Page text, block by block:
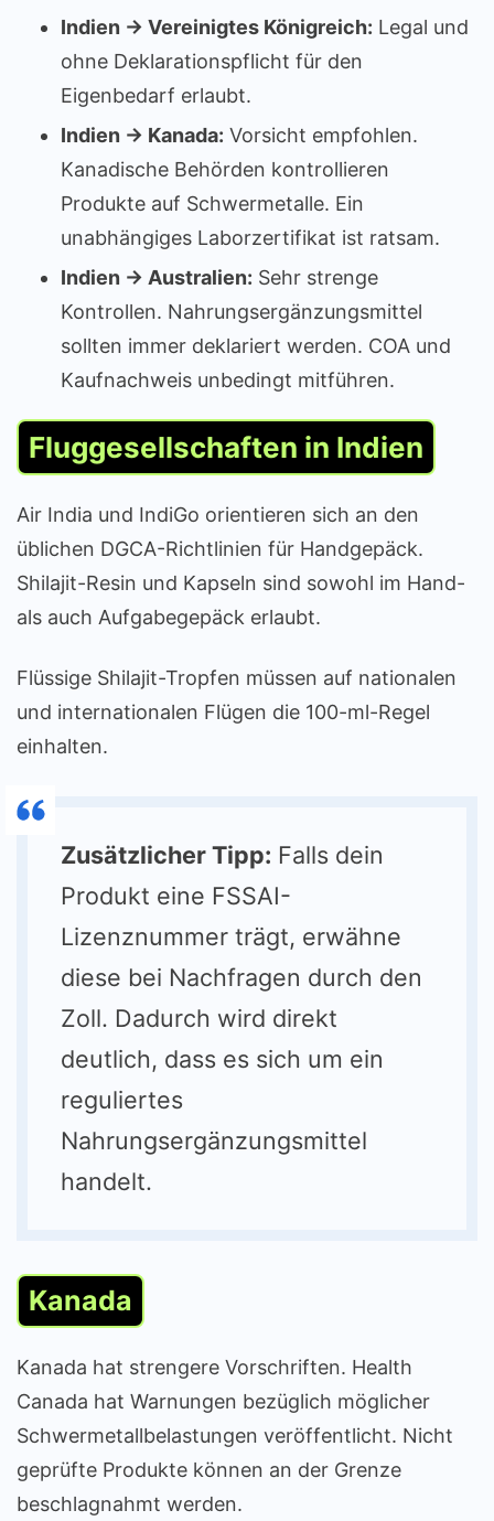
Indien → Vereinigtes Königreich: Legal und
ohne Deklarationspflicht für den
Eigenbedarf erlaubt.
Indien → Kanada: Vorsicht empfohlen.
Kanadische Behörden kontrollieren
Produkte auf Schwermetalle. Ein
unabhängiges Laborzertifikat ist ratsam.
Indien → Australien: Sehr strenge
Kontrollen. Nahrungsergänzungsmittel
sollten immer deklariert werden. COA und
Kaufnachweis unbedingt mitführen.
Fluggesellschaften in Indien
Air India und IndiGo orientieren sich an den
üblichen DGCA-Richtlinien für Handgepäck.
Shilajit-Resin und Kapseln sind sowohl im Hand-
als auch Aufgabegepäck erlaubt.
Flüssige Shilajit-Tropfen müssen auf nationalen
und internationalen Flügen die 100-ml-Regel
einhalten.
Zusätzlicher Tipp: Falls dein
Produkt eine FSSAI-
Lizenznummer trägt, erwähne
diese bei Nachfragen durch den
Zoll. Dadurch wird direkt
deutlich, dass es sich um ein
reguliertes
Nahrungsergänzungsmittel
handelt.
Kanada
Kanada hat strengere Vorschriften. Health
Canada hat Warnungen bezüglich möglicher
Schwermetallbelastungen veröffentlicht. Nicht
geprüfte Produkte können an der Grenze
beschlagnahmt werden.